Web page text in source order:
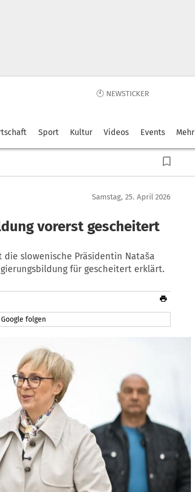
🕙 NEWSTICKER
Sport Kultur Videos Events Mehr
Samstag, 25. April 2026
vorerst gescheitert
slowenische Präsidentin Nataša
für gescheitert erklärt.
folgen